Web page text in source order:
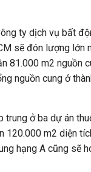
ty dịch vụ bất
sẽ đón lượng lớn
81.000 m2 nguồn
nguồn cung ở
trung ở ba dự án
m2 diện
hạng A cũng sẽ